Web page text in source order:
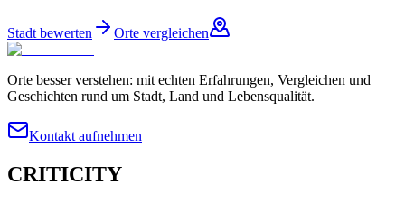
Stadt bewerten Orte vergleichen
Orte besser verstehen: mit echten Erfahrungen, Vergleichen und
Geschichten rund um Stadt, Land und Lebensqualität.
Kontakt aufnehmen
CRITICITY